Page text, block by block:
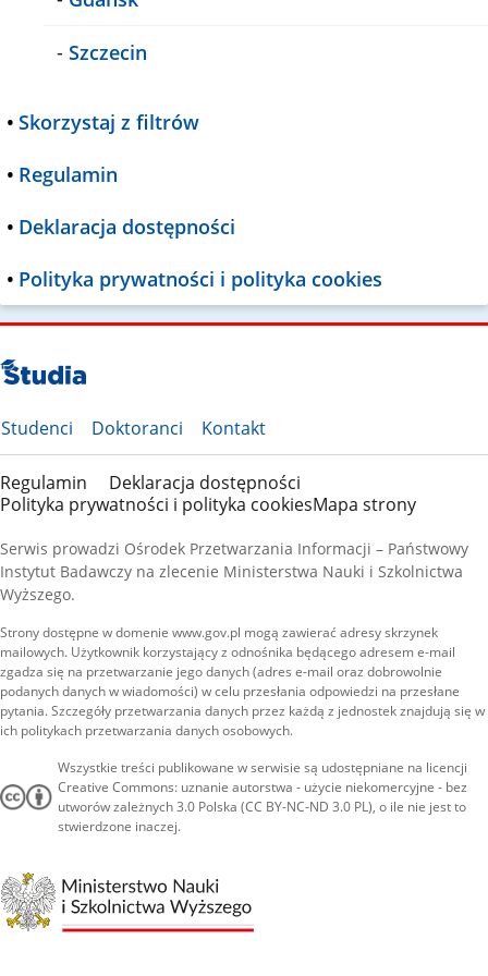
- Szczecin
• Skorzystaj z filtrów
• Regulamin
• Deklaracja dostępności
• Polityka prywatności i polityka cookies
Studenci Doktoranci Kontakt
Regulamin
Deklaracja dostępności
Polityka prywatności i polityka cookiesMapa strony
Serwis prowadzi Ośrodek Przetwarzania Informacji – Państwowy
Instytut Badawczy na zlecenie Ministerstwa Nauki i Szkolnictwa
Wyższego.
Strony dostępne w domenie www.gov.pl mogą zawierać adresy skrzynek
mailowych. Użytkownik korzystający z odnośnika będącego adresem e-mail
zgadza się na przetwarzanie jego danych (adres e-mail oraz dobrowolnie
podanych danych w wiadomości) w celu przesłania odpowiedzi na przesłane
pytania. Szczegóły przetwarzania danych przez każdą z jednostek znajdują się w
ich politykach przetwarzania danych osobowych.
Wszystkie treści publikowane w serwisie są udostępniane na licencji
Creative Commons: uznanie autorstwa - użycie niekomercyjne - bez
utworów zależnych 3.0 Polska (CC BY-NC-ND 3.0 PL), o ile nie jest to
stwierdzone inaczej.